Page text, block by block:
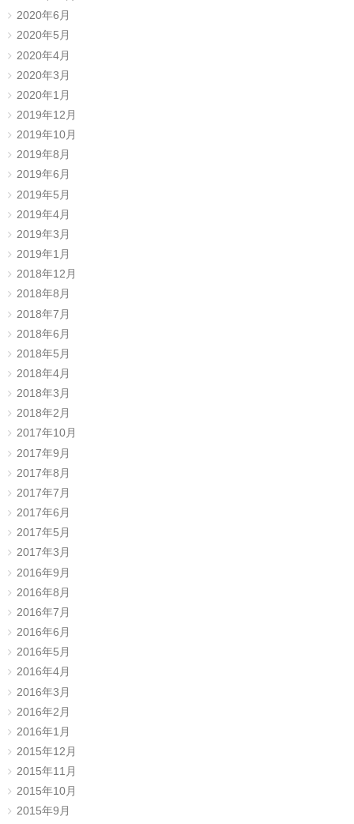
2020年6月
2020年5月
2020年4月
2020年3月
2020年1月
2019年12月
2019年10月
2019年8月
2019年6月
2019年5月
2019年4月
2019年3月
2019年1月
2018年12月
2018年8月
2018年7月
2018年6月
2018年5月
2018年4月
2018年3月
2018年2月
2017年10月
2017年9月
2017年8月
2017年7月
2017年6月
2017年5月
2017年3月
2016年9月
2016年8月
2016年7月
2016年6月
2016年5月
2016年4月
2016年3月
2016年2月
2016年1月
2015年12月
2015年11月
2015年10月
2015年9月